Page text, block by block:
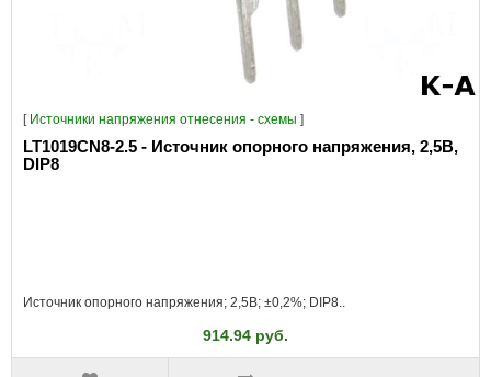
[ Источники напряжения отнесения - схемы ]
LT1019CN8-2.5 - Источник опорного напряжения, 2,5В,
DIP8
Источник опорного напряжения; 2,5В; ±0,2%; DIP8..
914.94 руб.